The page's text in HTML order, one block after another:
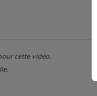
cette vidéo.